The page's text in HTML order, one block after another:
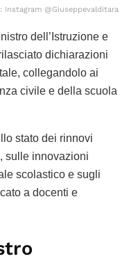
@Giuseppevalditara
dell’Istruzione e
dichiarazioni
collegandolo ai
civile e della scuola
stato dei rinnovi
sulle innovazioni
scolastico e sugli
a docenti e